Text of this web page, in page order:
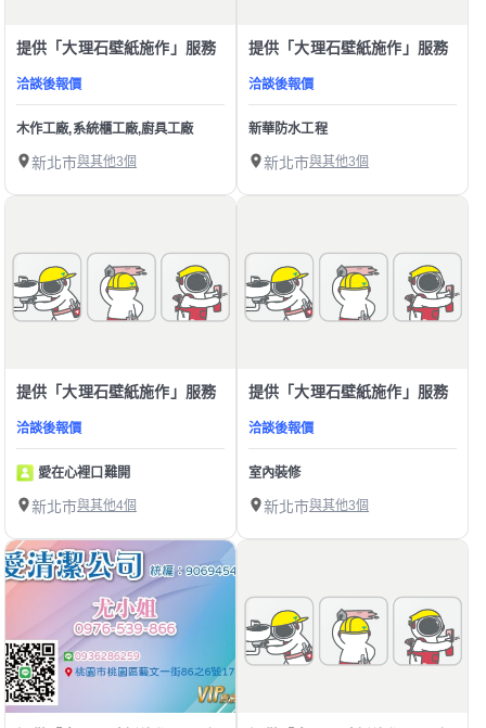
提供「大理石壁紙施作」服務
洽談後報價
木作工廠,系統櫃工廠,廚具工廠
新北市與其他3個
提供「大理石壁紙施作」服務
洽談後報價
新華防水工程
新北市與其他3個
提供「大理石壁紙施作」服務
洽談後報價
愛在心裡口難開
新北市與其他4個
提供「大理石壁紙施作」服務
洽談後報價
室內裝修
新北市與其他3個